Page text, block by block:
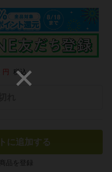
円 税込
に追加する
品を登録